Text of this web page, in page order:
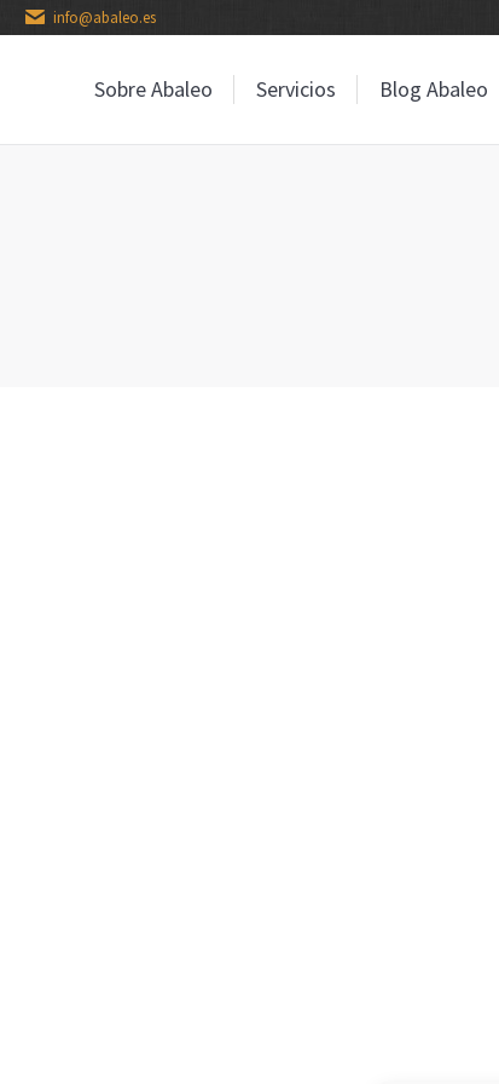
info@abaleo.es
Sobre Abaleo Servicios Blog Abaleo